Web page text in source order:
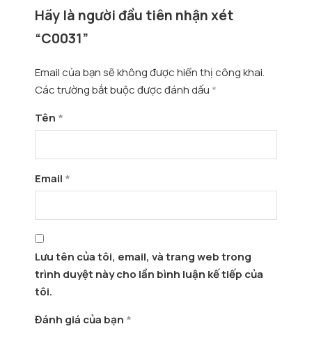
Hãy là người đầu tiên nhận xét
“C0031”
Email của bạn sẽ không được hiển thị công khai.
Các trường bắt buộc được đánh dấu *
Tên *
Email *
Lưu tên của tôi, email, và trang web trong
trình duyệt này cho lần bình luận kế tiếp của
tôi.
Đánh giá của bạn *